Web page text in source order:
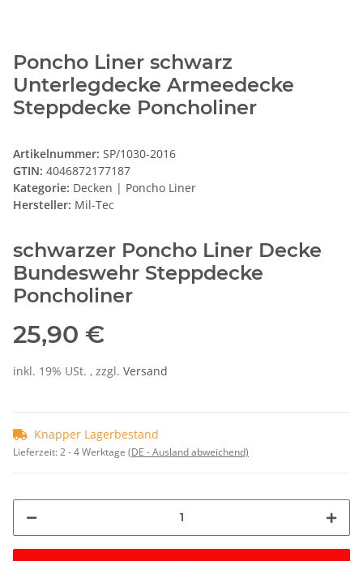
Poncho Liner schwarz
Unterlegdecke Armeedecke
Steppdecke Poncholiner
Artikelnummer: SP/1030-2016
GTIN: 4046872177187
Kategorie: Decken | Poncho Liner
Hersteller: Mil-Tec
schwarzer Poncho Liner Decke
Bundeswehr Steppdecke
Poncholiner
25,90 €
inkl. 19% USt. , zzgl. Versand
Knapper Lagerbestand
Lieferzeit:2 - 4 Werktage (DE - Ausland abweichend)